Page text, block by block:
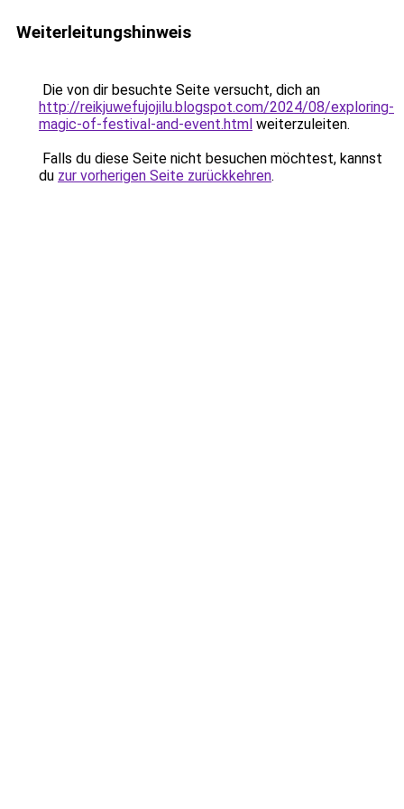
Weiterleitungshinweis
Die von dir besuchte Seite versucht, dich an
http://reikjuwefujojilu.blogspot.com/2024/08/exploring-
magic-of-festival-and-event.html weiterzuleiten.
Falls du diese Seite nicht besuchen möchtest, kannst
du zur vorherigen Seite zurückkehren.